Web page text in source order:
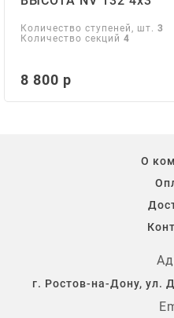
Количество ступеней, шт. 3
Количество секций 4
8 800 р
О
г. Ростов-на-Дону, ул.